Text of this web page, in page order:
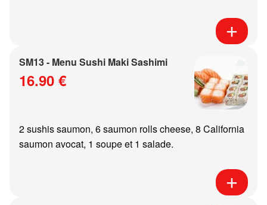
SM13 - Menu Sushi Maki Sashimi
16.90 €
2 sushis saumon, 6 saumon rolls cheese, 8 California
saumon avocat, 1 soupe et 1 salade.